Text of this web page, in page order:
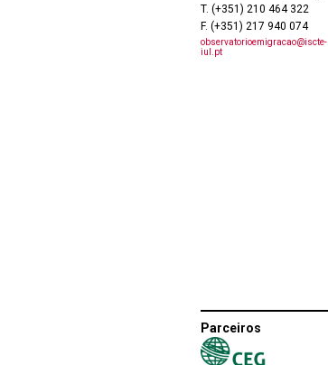
T. (+351) 210 464 322
F. (+351) 217 940 074
observatorioemigracao@iscte-
iul.pt
Parceiros